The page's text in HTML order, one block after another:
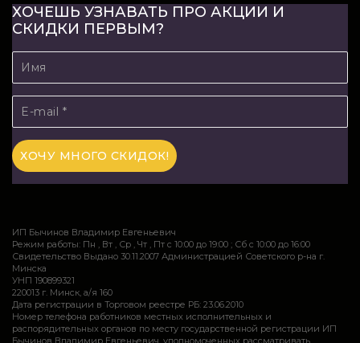
ХОЧЕШЬ УЗНАВАТЬ ПРО АКЦИИ И
СКИДКИ ПЕРВЫМ?
ИП Бычинов Владимир Евгеньевич
Режим работы: Пн , Вт , Ср , Чт , Пт c 10:00 до 19:00 ; Сб c 10:00 до 16:00
Свидетельство Выдано 30.11.2007 Администрацией Советского р-на г.
Минска
УНП 190899321
220013 г. Минск, а/я 160
Дата регистрации в Торговом реестре РБ: 23.06.2010
Номер телефона работников местных исполнительных и
распорядительных органов по месту государственной регистрации ИП
Бычинов Владимир Евгеньевич, уполномоченных рассматривать